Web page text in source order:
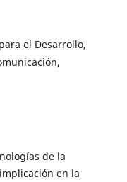
el Desarrollo,
de la
en la